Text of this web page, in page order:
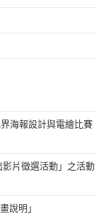
海報設計與電繪比賽
片徵選活動」之活動
說明」